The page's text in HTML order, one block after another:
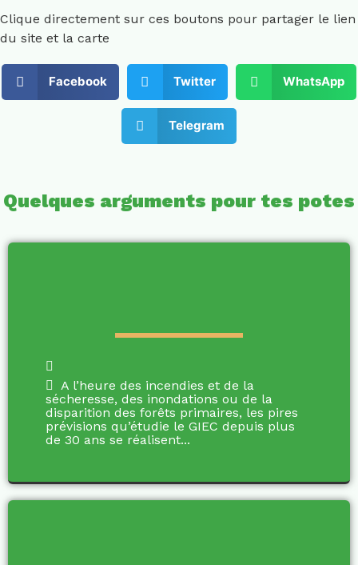
Clique directement sur ces boutons pour partager le lien
du site et la carte
Facebook Twitter WhatsApp
Telegram
Quelques arguments pour tes potes
A l’heure des incendies et de la
sécheresse, des inondations ou de la
disparition des forêts primaires, les pires
prévisions qu’étudie le GIEC depuis plus
de 30 ans se réalisent...